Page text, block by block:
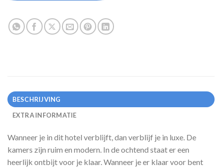
BESCHRIJVING
EXTRA INFORMATIE
Wanneer je in dit hotel verblijft, dan verblijf je in luxe. De
kamers zijn ruim en modern. In de ochtend staat er een
heerlijk ontbijt voor je klaar. Wanneer je er klaar voor bent